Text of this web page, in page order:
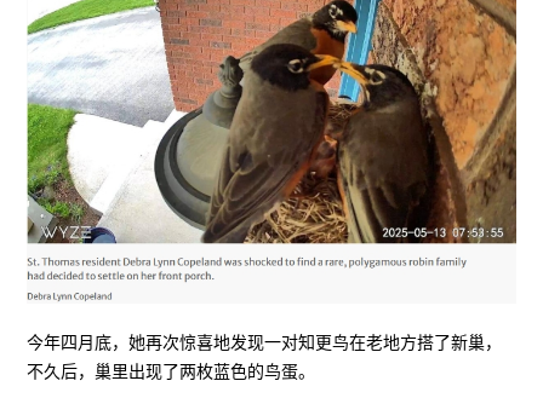
今年四月底，她再次惊喜地发现一对知更鸟在老地方搭了新巢，
不久后，巢里出现了两枚蓝色的鸟蛋。